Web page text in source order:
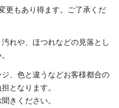
更もあり得ます。ご了承くだ
れや、ほつれなどの見落とし
、色と違うなどお客様都合の
となります。
きください。